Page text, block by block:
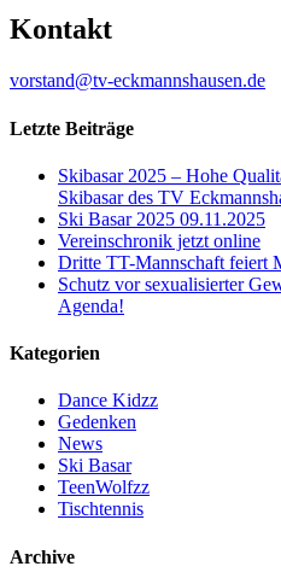
Kontakt
vorstand@tv-eckmannshausen.de
Letzte Beiträge
Skibasar 2025 – Hohe
Skibasar des TV
Ski Basar 2025 09.11.2025
Vereinschronik jetzt online
Dritte TT-Mannschaft feiert
Schutz vor sexualisierter
Agenda!
Kategorien
Dance Kidzz
Gedenken
News
Ski Basar
TeenWolfzz
Tischtennis
Archive